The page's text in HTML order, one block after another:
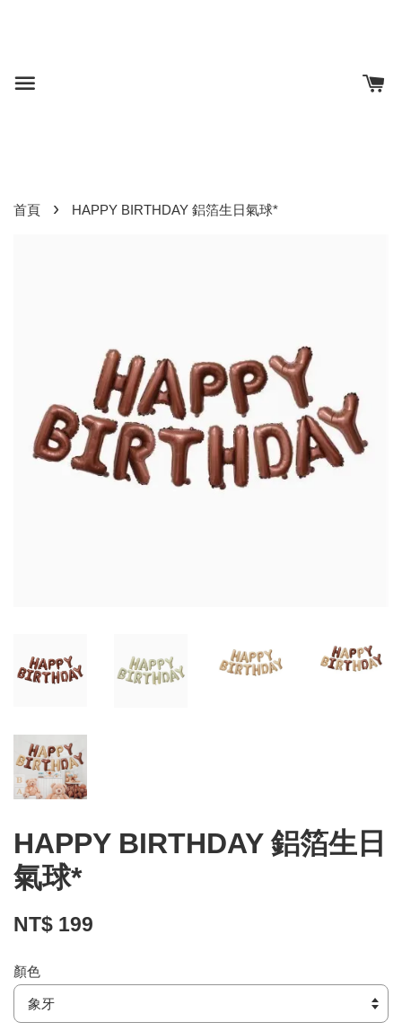
首頁 › HAPPY BIRTHDAY 鋁箔生日氣球*
HAPPY BIRTHDAY 鋁箔生日
氣球*
NT$ 199
顏色